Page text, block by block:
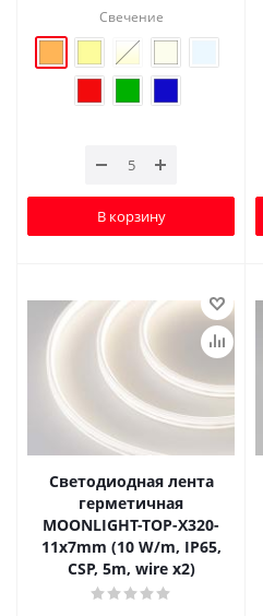
Свечение
В корзину
Светодиодная лента
герметичная
MOONLIGHT-TOP-X320-
11x7mm (10 W/m, IP65,
CSP, 5m, wire x2)